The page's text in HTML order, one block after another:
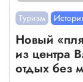
Туризм
Новый
из центра
отдых без